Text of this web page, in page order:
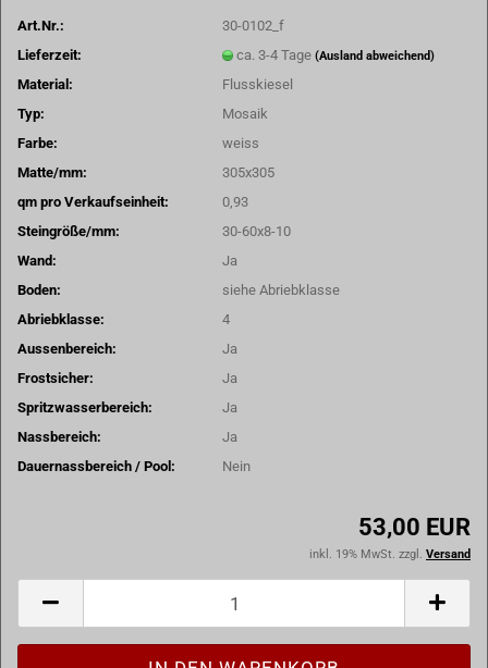
Art.Nr.:
30-0102_f
Lieferzeit:
ca. 3-4 Tage(Ausland abweichend)
Material:
Flusskiesel
Typ:
Mosaik
Farbe:
weiss
Matte/mm:
305x305
qm pro Verkaufseinheit:
0,93
Steingröße/mm:
30-60x8-10
Wand:
Ja
Boden:
siehe Abriebklasse
Abriebklasse:
4
Aussenbereich:
Ja
Frostsicher:
Ja
Spritzwasserbereich:
Ja
Nassbereich:
Ja
Dauernassbereich / Pool:
Nein
53,00 EUR
inkl. 19% MwSt. zzgl. Versand